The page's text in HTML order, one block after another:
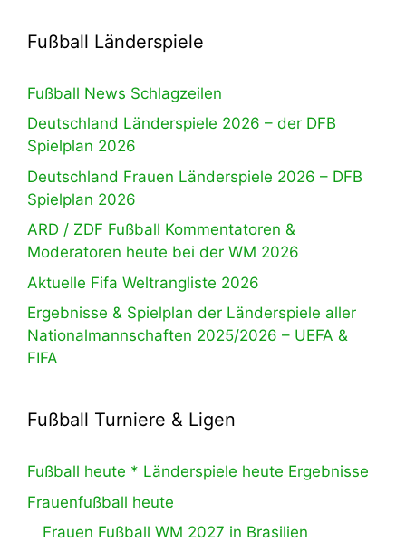
Fußball Länderspiele
Fußball News Schlagzeilen
Deutschland Länderspiele 2026 – der DFB
Spielplan 2026
Deutschland Frauen Länderspiele 2026 – DFB
Spielplan 2026
ARD / ZDF Fußball Kommentatoren &
Moderatoren heute bei der WM 2026
Aktuelle Fifa Weltrangliste 2026
Ergebnisse & Spielplan der Länderspiele aller
Nationalmannschaften 2025/2026 – UEFA &
FIFA
Fußball Turniere & Ligen
Fußball heute * Länderspiele heute Ergebnisse
Frauenfußball heute
Frauen Fußball WM 2027 in Brasilien